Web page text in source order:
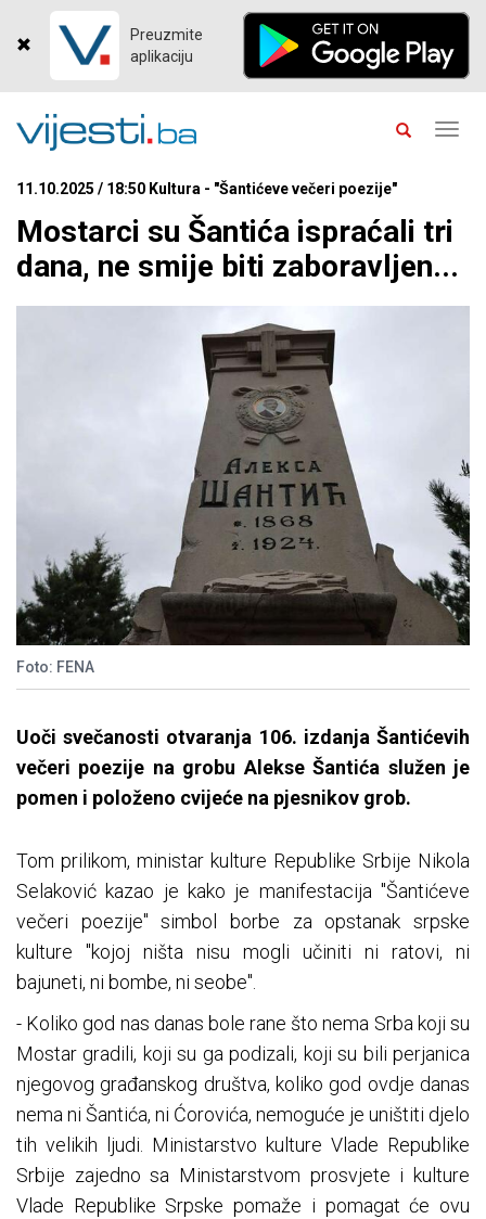
Preuzmite
aplikaciju
11.10.2025 / 18:50 Kultura - "Šantićeve večeri poezije"
Mostarci su Šantića ispraćali tri
dana, ne smije biti zaboravljen...
Foto: FENA
Uoči svečanosti otvaranja 106. izdanja Šantićevih
večeri poezije na grobu Alekse Šantića služen je
pomen i položeno cvijeće na pjesnikov grob.
Tom prilikom, ministar kulture Republike Srbije Nikola
Selaković kazao je kako je manifestacija "Šantićeve
večeri poezije" simbol borbe za opstanak srpske
kulture "kojoj ništa nisu mogli učiniti ni ratovi, ni
bajuneti, ni bombe, ni seobe".
- Koliko god nas danas bole rane što nema Srba koji su
Mostar gradili, koji su ga podizali, koji su bili perjanica
njegovog građanskog društva, koliko god ovdje danas
nema ni Šantića, ni Ćorovića, nemoguće je uništiti djelo
tih velikih ljudi. Ministarstvo kulture Vlade Republike
Srbije zajedno sa Ministarstvom prosvjete i kulture
Vlade Republike Srpske pomaže i pomagat će ovu